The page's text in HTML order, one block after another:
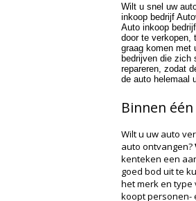
Wilt u snel uw
inkoop bedrijf
Auto inkoop
door te verkopen,
graag komen met
bedrijven die zich
repareren, zodat
de auto helemaal
Binnen
Wilt u uw auto
auto ontvangen?
kenteken een
goed bod uit te
het merk en type
koopt personen-